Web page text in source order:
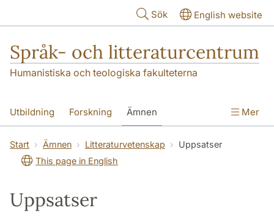
Sök English website
Språk- och litteraturcentrum
Humanistiska och teologiska fakulteterna
Utbildning Forskning Ämnen
SOL-husen Kontakt Institutionen
översättning till svenska
Mer
Start Ämnen Litteraturvetenskap
Uppsatser
This page in English
Uppsatser